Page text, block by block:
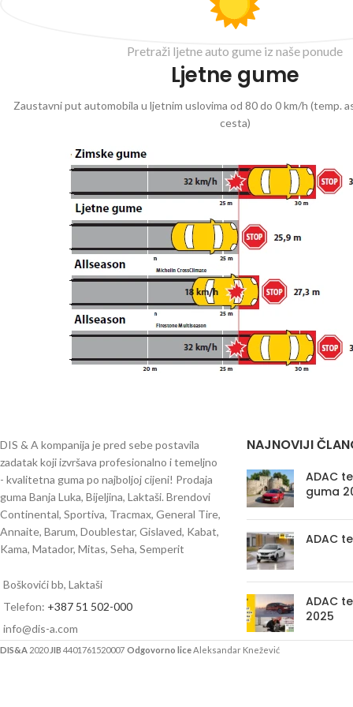
Pretraži ljetne auto gume iz naše ponude
Ljetne gume
Zaustavni put automobila u ljetnim uslovima od 80 do 0 km/h (temp.
cesta)
DIS & A kompanija je pred sebe postavila
zadatak koji izvršava profesionalno i temeljno
- kvalitetna guma po najboljoj cijeni! Prodaja
guma Banja Luka, Bijeljina, Laktaši. Brendovi
Continental, Sportiva, Tracmax, General Tire,
Annaite, Barum, Doublestar, Gislaved, Kabat,
Kama, Matador, Mitas, Seha, Semperit
Boškovići bb, Laktaši
Telefon: +387 51 502-000
info@dis-a.com
NAJNOVIJI
ADAC
guma
ADAC
ADAC
2025
DIS&A 2020 JIB 4401761520007 Odgovorno lice Aleksandar Knežević